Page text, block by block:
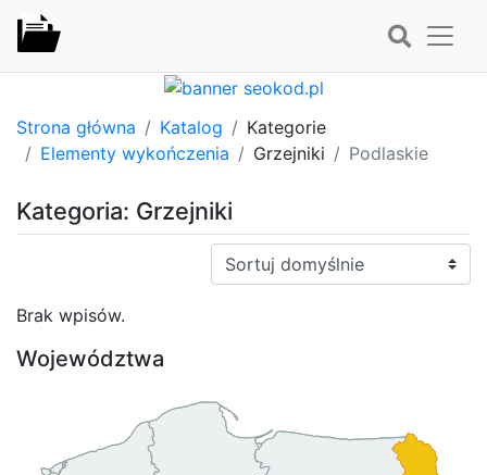
Strona główna Katalog
Kategorie
Elementy wykończenia
Grzejniki Podlaskie
Kategoria: Grzejniki
Sortuj:
Brak wpisów.
Województwa